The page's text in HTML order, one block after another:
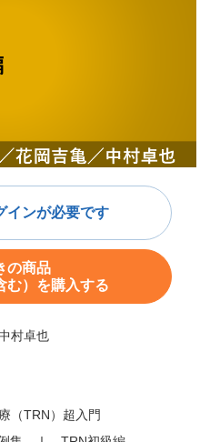
村卓也
（TRN）超入門
インが必要です
の商品
む）を購入する